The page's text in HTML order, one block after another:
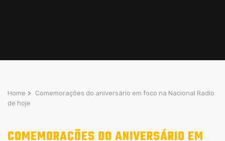
Home > Comemorações do aniversário em foco na Nacional Radio
de hoje
COMEMORAÇÕES DO ANIVERSÁRIO EM